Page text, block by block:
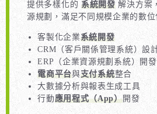
提供多樣化的 系統開發解決方案
源規劃，滿足不同規模企業的數位
客製化企業系統開發
CRM（客戶關係管理系統）設
ERP（企業資源規劃系統）開
電商平台與支付系統整合
大數據分析與報表生成工具
行動應用程式（App）開發